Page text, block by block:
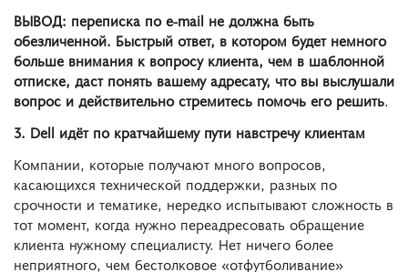
ВЫВОД: переписка по e-mail не должна быть
обезличенной. Быстрый ответ, в котором будет немного
больше внимания к вопросу клиента, чем в шаблонной
отписке, даст понять вашему адресату, что вы выслушали
вопрос и действительно стремитесь помочь его решить.
3. Dell идёт по кратчайшему пути навстречу клиентам
Компании, которые получают много вопросов,
касающихся технической поддержки, разных по
срочности и тематике, нередко испытывают сложность в
тот момент, когда нужно переадресовать обращение
клиента нужному специалисту. Нет ничего более
неприятного, чем бестолковое «отфутболивание»